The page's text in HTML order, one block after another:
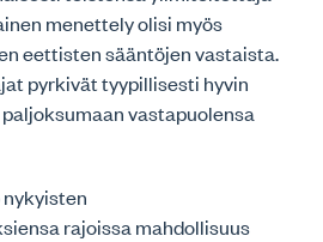
menettely olisi myös
eettisten sääntöjen vastaista.
pyrkivät tyypillisesti hyvin
vastapuolensa
rajoissa mahdollisuus